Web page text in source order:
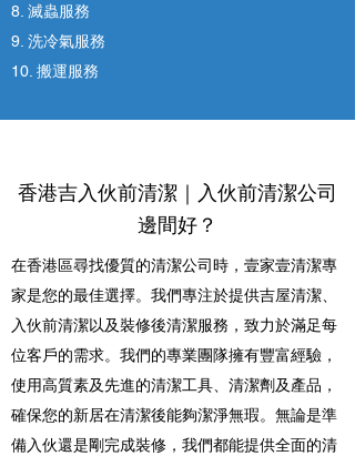
8. 滅蟲服務
9. 洗冷氣服務
10. 搬運服務
香港吉入伙前清潔｜入伙前清潔公司
邊間好？
在香港區尋找優質的清潔公司時，壹家壹清潔專
家是您的最佳選擇。我們專注於提供吉屋清潔、
入伙前清潔以及裝修後清潔服務，致力於滿足每
位客戶的需求。我們的專業團隊擁有豐富經驗，
使用高質素及先進的清潔工具、清潔劑及產品，
確保您的新居在清潔後能夠潔淨無瑕。無論是準
備入伙還是剛完成裝修，我們都能提供全面的清